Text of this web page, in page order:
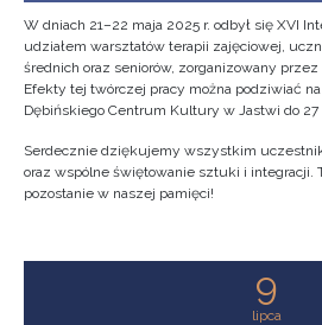
W dniach 21–22 maja 2025 r. odbył się XVI
udziałem warsztatów terapii zajęciowej,
średnich oraz seniorów, zorganizowany
Efekty tej twórczej pracy można podziwiać
Dębińskiego Centrum Kultury w Jastwi do 27
Serdecznie dziękujemy wszystkim
oraz wspólne świętowanie sztuki i integracji.
pozostanie w naszej pamięci!
9
lipca